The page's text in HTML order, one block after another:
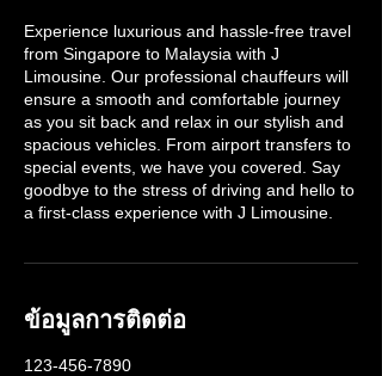
Experience luxurious and hassle-free travel
from Singapore to Malaysia with J
Limousine. Our professional chauffeurs will
ensure a smooth and comfortable journey
as you sit back and relax in our stylish and
spacious vehicles. From airport transfers to
special events, we have you covered. Say
goodbye to the stress of driving and hello to
a first-class experience with J Limousine.
ข้อมูลการติดต่อ
123-456-7890